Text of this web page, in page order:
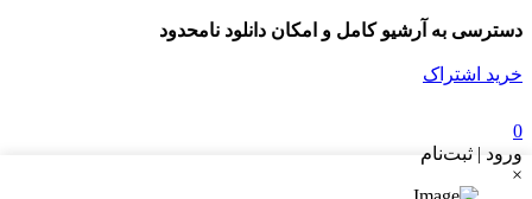
دسترسی به آرشیو کامل و امکان دانلود نامحدود
خرید اشتراک
0
ورود | ثبت‌نام
×